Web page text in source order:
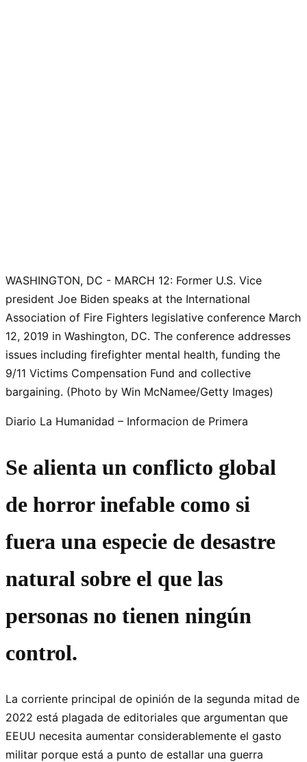
WASHINGTON, DC - MARCH 12: Former U.S. Vice
president Joe Biden speaks at the International
Association of Fire Fighters legislative conference March
12, 2019 in Washington, DC. The conference addresses
issues including firefighter mental health, funding the
9/11 Victims Compensation Fund and collective
bargaining. (Photo by Win McNamee/Getty Images)
Diario La Humanidad – Informacion de Primera
Se alienta un conflicto global
de horror inefable como si
fuera una especie de desastre
natural sobre el que las
personas no tienen ningún
control.
La corriente principal de opinión de la segunda mitad de
2022 está plagada de editoriales que argumentan que
EEUU necesita aumentar considerablemente el gasto
militar porque está a punto de estallar una guerra